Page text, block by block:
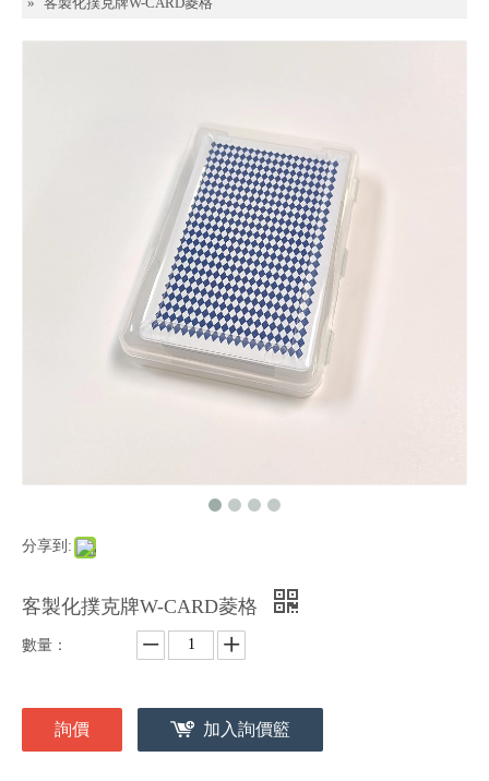
分享到:
客製化撲克牌W-CARD菱格
數量：
詢價 加入詢價籃